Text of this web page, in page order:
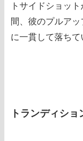
トサイドショッ
間、彼のプルア
に一貫して落ちて
トランディシ